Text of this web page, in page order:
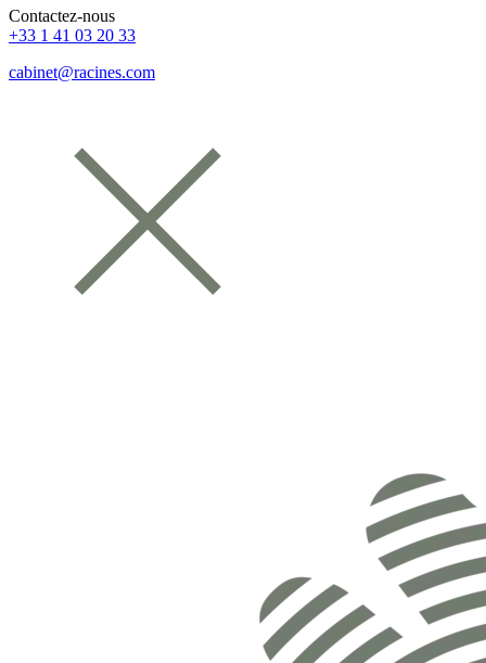
Contactez-nous
+33 1 41 03 20 33
cabinet@racines.com